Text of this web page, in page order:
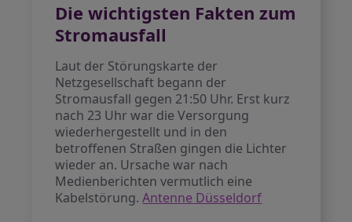
Die wichtigsten Fakten zum
Stromausfall
Laut der Störungskarte der
Netzgesellschaft begann der
Stromausfall gegen 21:50 Uhr. Erst kurz
nach 23 Uhr war die Versorgung
wiederhergestellt und in den
betroffenen Straßen gingen die Lichter
wieder an. Ursache war nach
Medienberichten vermutlich eine
Kabelstörung.Antenne Düsseldorf